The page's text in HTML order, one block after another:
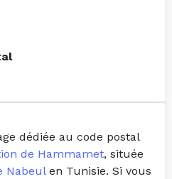
dédiée au code postal
de Hammamet, située
Nabeulen Tunisie. Si vous